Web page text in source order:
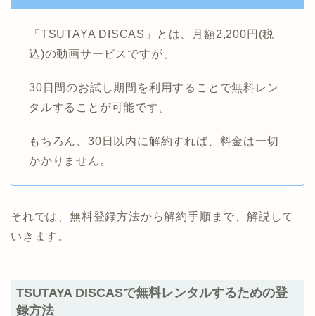
「TSUTAYA DISCAS」とは、月額2,200円(税
込)の動画サービスですが、
30日間のお試し期間を利用することで無料レン
タルすることが可能です。
もちろん、30日以内に解約すれば、料金は一切
かかりません。
それでは、無料登録方法から解約手順まで、解説して
いきます。
TSUTAYA DISCASで無料レンタルするための登
録方法